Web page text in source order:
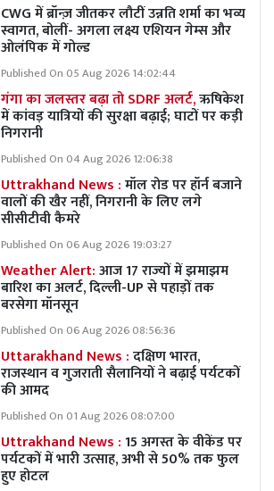
CWG में ब्रॉन्ज़ जीतकर लौटीं उन्नति शर्मा का भव्य
स्वागत, बोलीं- अगला लक्ष्य एशियन गेम्स और
ओलंपिक में गोल्ड
Published On 05 Aug 2026 14:02:44
गंगा का जलस्तर बढ़ा तो SDRF अलर्ट,ऋषिकेश
में कांवड़ यात्रियों की सुरक्षा बढ़ाई; घाटों पर कड़ी
निगरानी
Published On 04 Aug 2026 12:06:38
Uttrakhand News :मॉल रोड पर हॉर्न बजाने
वालों की खैर नहीं, निगरानी के लिए लगे
सीसीटीवी कैमरे
Published On 06 Aug 2026 19:03:27
Weather Alert:आज 17 राज्यों में झमाझम
बारिश का अलर्ट, दिल्ली-UP से पहाड़ों तक
बरसेगा मॉनसून
Published On 06 Aug 2026 08:56:36
Uttarakhand News :दक्षिण भारत,
राजस्थान व गुजराती सैलानियों ने बढ़ाई पर्यटकों
की आमद
Published On 01 Aug 2026 08:07:00
Uttrakhand News :15 अगस्त के वीकेंड पर
पर्यटकों में भारी उत्साह, अभी से 50% तक फुल
हुए होटल